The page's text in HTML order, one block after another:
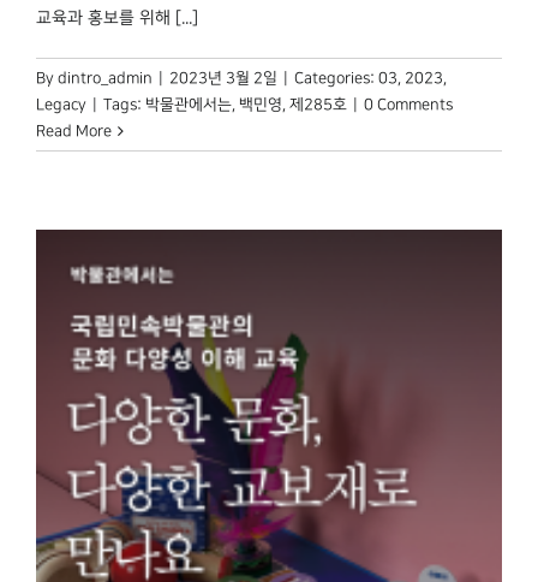
교육과 홍보를 위해 [...]
By dintro_admin 2023년 3월 2일 Categories: 03, 2023,
Legacy
Tags: 박물관에서는, 백민영, 제285호
0 Comments
Read More